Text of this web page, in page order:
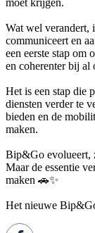
Wat wel verandert,
communiceert en
een eerste stap om
en coherenter bij al
Het is een stap die
diensten verder te
bieden en de
maken.
Bip&Go evolueert,
Maar de essentie
maken 🚗✨
Het nieuwe